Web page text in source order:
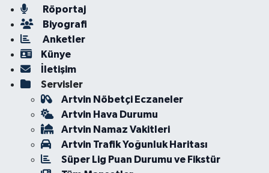
Röportaj
Biyografi
Anketler
Künye
İletişim
Servisler
Artvin Nöbetçi Eczaneler
Artvin Hava Durumu
Artvin Namaz Vakitleri
Artvin Trafik Yoğunluk Haritası
Süper Lig Puan Durumu ve Fikstür